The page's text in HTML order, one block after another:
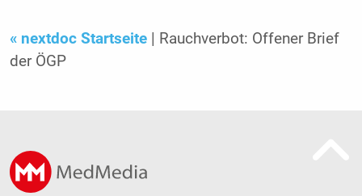
« nextdoc Startseite
| Rauchverbot: Offener Brief
der ÖGP